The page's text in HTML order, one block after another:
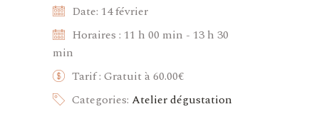
Date: 14 février
Horaires : 11 h 00 min - 13 h 30
min
Tarif : Gratuit à 60.00€
Categories: Atelier dégustation